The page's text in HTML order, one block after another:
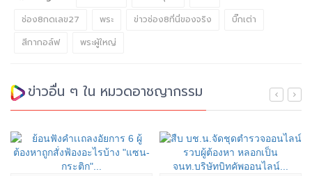
ช่อง8กดเลข27
พระ ข่าวช่อง8ที่นี่ของจริง
บิ๊กเต่า
สีกากอล์ฟ
พระผู้ใหญ่
ข่าวอื่น ๆ ใน หมวดอาชญากรรม